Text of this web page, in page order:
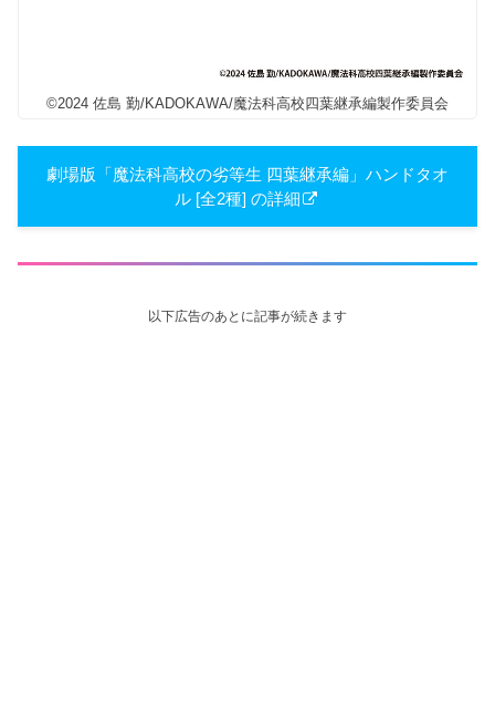
©2024 佐島 勤/KADOKAWA/魔法科高校四葉継承編製作委員会
劇場版「魔法科高校の劣等生 四葉継承編」ハンドタオ
ル [全2種] の詳細
以下広告のあとに記事が続きます